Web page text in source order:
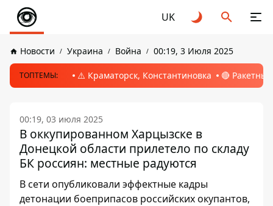
UK
Новости Украина Война 00:19, 3 Июля 2025
ТОПТЕМЫ: ⚠️ Краматорск, Константиновка 🔴
00:19, 03 июля 2025
В оккупированном Харцызске в
Донецкой области прилетело по складу
БК россиян: местные радуются
В сети опубликовали эффектные кадры
детонации боеприпасов российских окупантов,